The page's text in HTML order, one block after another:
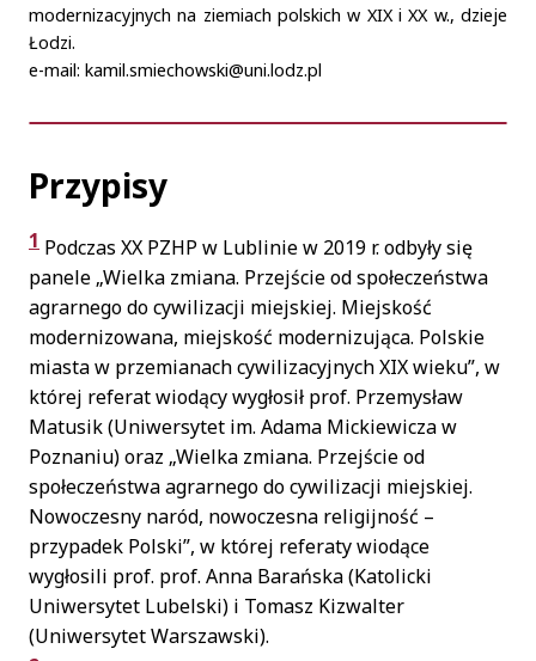
modernizacyjnych na ziemiach polskich w XIX i XX w., dzieje
Łodzi.
e-mail: kamil.smiechowski@uni.lodz.pl
Przypisy
1 Podczas XX PZHP w Lublinie w 2019 r. odbyły się
panele „Wielka zmiana. Przejście od społeczeństwa
agrarnego do cywilizacji miejskiej. Miejskość
modernizowana, miejskość modernizująca. Polskie
miasta w przemianach cywilizacyjnych XIX wieku”, w
której referat wiodący wygłosił prof. Przemysław
Matusik (Uniwersytet im. Adama Mickiewicza w
Poznaniu) oraz „Wielka zmiana. Przejście od
społeczeństwa agrarnego do cywilizacji miejskiej.
Nowoczesny naród, nowoczesna religijność –
przypadek Polski”, w której referaty wiodące
wygłosili prof. prof. Anna Barańska (Katolicki
Uniwersytet Lubelski) i Tomasz Kizwalter
(Uniwersytet Warszawski).